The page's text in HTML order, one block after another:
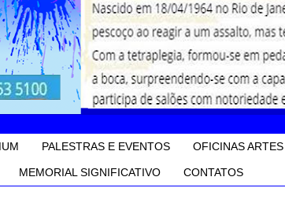
PALESTRAS E EVENTOS OFICINAS
MEMORIAL SIGNIFICATIVO CONTATOS